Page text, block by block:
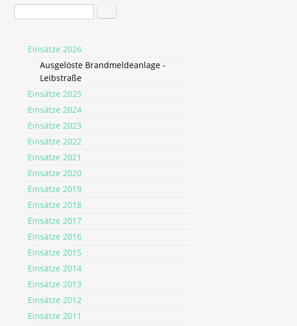
Suchformular Suche
Einsätze 2026
Ausgelöste Brandmeldeanlage -
Leibstraße
Einsätze 2025
Einsätze 2024
Einsätze 2023
Einsätze 2022
Einsätze 2021
Einsätze 2020
Einsätze 2019
Einsätze 2018
Einsätze 2017
Einsätze 2016
Einsätze 2015
Einsätze 2014
Einsätze 2013
Einsätze 2012
Einsätze 2011